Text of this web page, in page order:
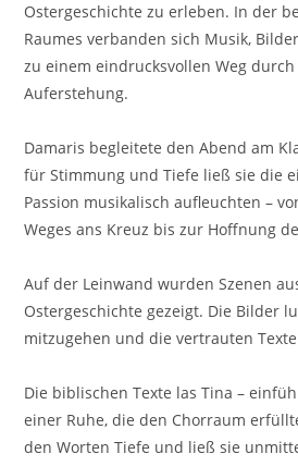
Ostergeschichte zu erleben. In der
Raumes verbanden sich Musik,
zu einem eindrucksvollen Weg
Auferstehung.
Damaris begleitete den Abend am
für Stimmung und Tiefe ließ sie die
Passion musikalisch aufleuchten –
Weges ans Kreuz bis zur Hoffnung
Auf der Leinwand wurden Szenen
Ostergeschichte gezeigt. Die Bilder
mitzugehen und die vertrauten
Die biblischen Texte las Tina –
einer Ruhe, die den Chorraum
den Worten Tiefe und ließ sie